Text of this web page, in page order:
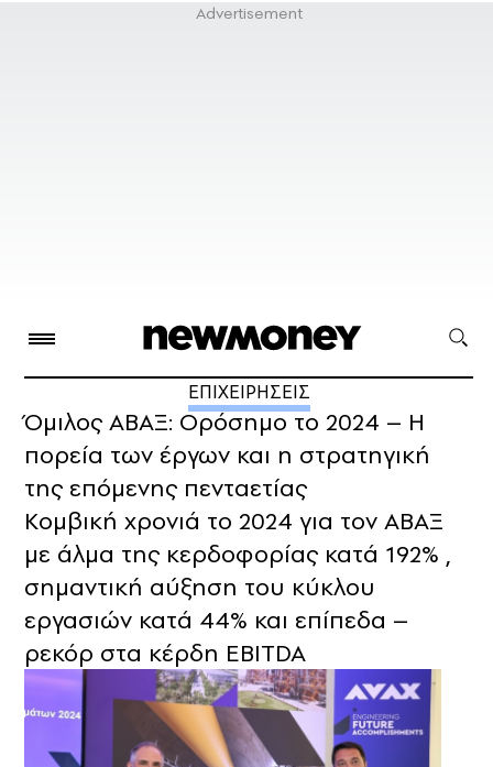
ΕΠΙΧΕΙΡΗΣΕΙΣ
Όμιλος ΑΒΑΞ: Ορόσημο το 2024 – Η
πορεία των έργων και η στρατηγική
της επόμενης πενταετίας
Κομβική χρονιά το 2024 για τον ABAΞ
με άλμα της κερδοφορίας κατά 192% ,
σημαντική αύξηση του κύκλου
εργασιών κατά 44% και επίπεδα –
ρεκόρ στα κέρδη EBITDA